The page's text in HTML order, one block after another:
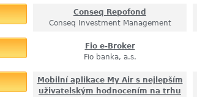
Conseq Repofond
Conseq Investment Management
Fio e-Broker
Fio banka, a.s.
Mobilní aplikace My Air s nejlepším
uživatelským hodnocením na trhu